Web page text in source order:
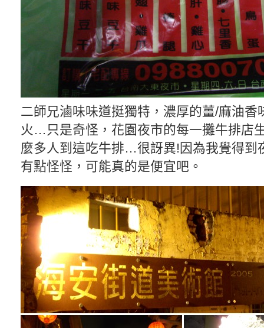
二師兄滷味味道挺獨特，濃厚的薑/麻油香
火…只是奇怪，花園夜市的每一攤牛排店
麼多人到這吃牛排…很訝異!因為我覺得到
有點怪怪，可能真的是便宜吧。